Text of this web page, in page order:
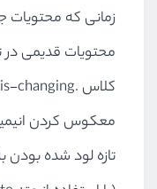
زمانی که محتویات
معکوس کردن